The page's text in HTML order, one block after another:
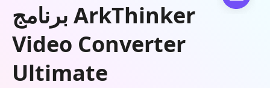
برنامج ArkThinker
Video Converter
Ultimate